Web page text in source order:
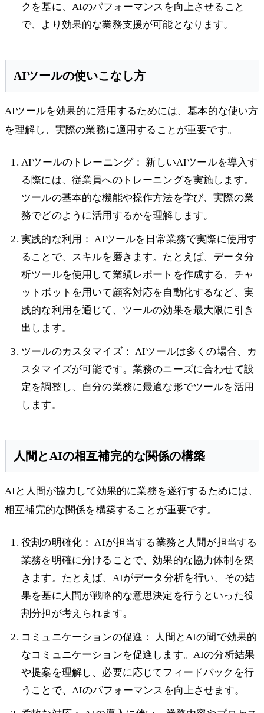
クを基に、AIのパフォーマンスを向上させること
で、より効果的な業務支援が可能となります。
AIツールの使いこなし方
AIツールを効果的に活用するためには、基本的な使い方
を理解し、実際の業務に適用することが重要です。
AIツールのトレーニング： 新しいAIツールを導入す
る際には、従業員へのトレーニングを実施します。
ツールの基本的な機能や操作方法を学び、実際の業
務でどのように活用するかを理解します。
実践的な利用： AIツールを日常業務で実際に使用す
ることで、スキルを磨きます。たとえば、データ分
析ツールを使用して業績レポートを作成する、チャ
ットボットを用いて顧客対応を自動化するなど、実
践的な利用を通じて、ツールの効果を最大限に引き
出します。
ツールのカスタマイズ： AIツールは多くの場合、カ
スタマイズが可能です。業務のニーズに合わせて設
定を調整し、自分の業務に最適な形でツールを活用
します。
人間とAIの相互補完的な関係の構築
AIと人間が協力して効果的に業務を遂行するためには、
相互補完的な関係を構築することが重要です。
役割の明確化： AIが担当する業務と人間が担当する
業務を明確に分けることで、効果的な協力体制を築
きます。たとえば、AIがデータ分析を行い、その結
果を基に人間が戦略的な意思決定を行うといった役
割分担が考えられます。
コミュニケーションの促進： 人間とAIの間で効果的
なコミュニケーションを促進します。AIの分析結果
や提案を理解し、必要に応じてフィードバックを行
うことで、AIのパフォーマンスを向上させます。